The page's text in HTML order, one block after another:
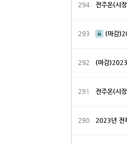
294 전주온(시
293 (마감
292 (마감
291 전주온(시
290 2023년 전